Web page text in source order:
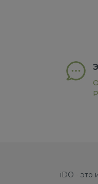
iDO - это